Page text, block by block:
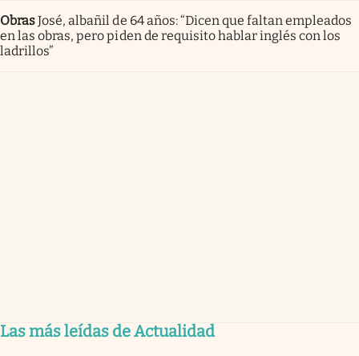
ObrasJosé, albañil de 64 años: “Dicen que faltan empleados
en las obras, pero piden de requisito hablar inglés con los
ladrillos”
Las más leídas de Actualidad